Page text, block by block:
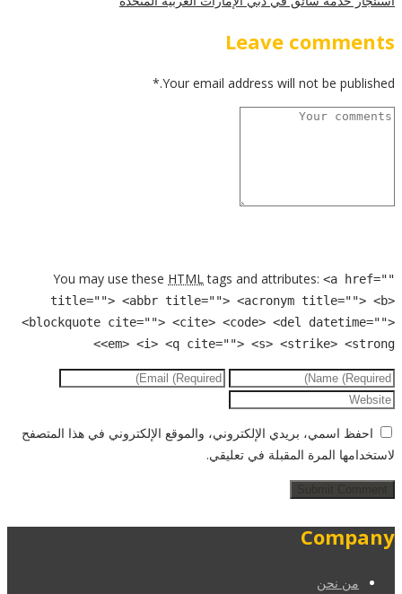
Leave comments
Your email address will not be published.*
You may use these HTMLtags and attributes: <a href=""
title=""> <abbr title=""> <acronym title=""> <b>
<blockquote cite=""> <cite> <code> <del datetime="">
<em> <i> <q cite=""> <s> <strike> <strong>
احفظ اسمي، بريدي الإلكتروني، والموقع الإلكتروني في هذا المتصفح
لاستخدامها المرة المقبلة في تعليقي.
Company
من نحن